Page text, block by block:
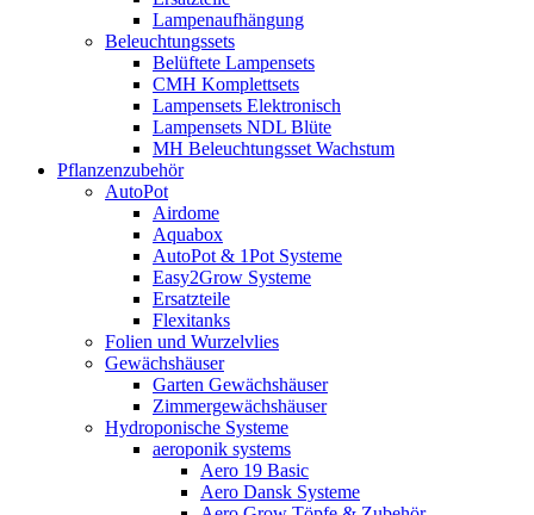
Lampenaufhängung
Beleuchtungssets
Belüftete Lampensets
CMH Komplettsets
Lampensets Elektronisch
Lampensets NDL Blüte
MH Beleuchtungsset Wachstum
Pflanzenzubehör
AutoPot
Airdome
Aquabox
AutoPot & 1Pot Systeme
Easy2Grow Systeme
Ersatzteile
Flexitanks
Folien und Wurzelvlies
Gewächshäuser
Garten Gewächshäuser
Zimmergewächshäuser
Hydroponische Systeme
aeroponik systems
Aero 19 Basic
Aero Dansk Systeme